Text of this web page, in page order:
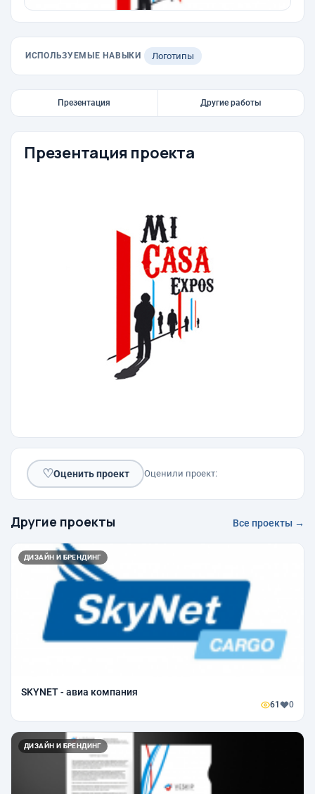
ИСПОЛЬЗУЕМЫЕ НАВЫКИ Логотипы
Презентация Другие работы
Презентация проекта
♡Оценить проект Оценили проект:
Другие проекты Все проекты →
ДИЗАЙН И БРЕНДИНГ
SKYNET - авиа компания
61 0
ДИЗАЙН И БРЕНДИНГ